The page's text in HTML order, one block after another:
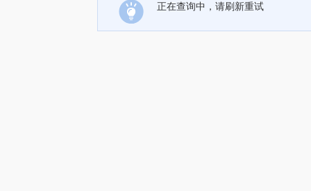
正在查询中，请刷新重试